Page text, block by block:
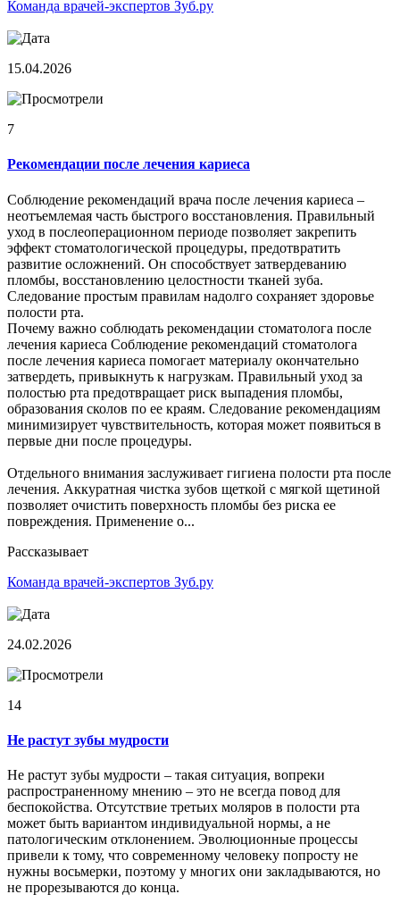
Команда врачей-экспертов Зуб.ру
15.04.2026
7
Рекомендации после лечения кариеса
Соблюдение рекомендаций врача после лечения кариеса –
неотъемлемая часть быстрого восстановления. Правильный
уход в послеоперационном периоде позволяет закрепить
эффект стоматологической процедуры, предотвратить
развитие осложнений. Он способствует затвердеванию
пломбы, восстановлению целостности тканей зуба.
Следование простым правилам надолго сохраняет здоровье
полости рта.
Почему важно соблюдать рекомендации стоматолога после
лечения кариеса Соблюдение рекомендаций стоматолога
после лечения кариеса помогает материалу окончательно
затвердеть, привыкнуть к нагрузкам. Правильный уход за
полостью рта предотвращает риск выпадения пломбы,
образования сколов по ее краям. Следование рекомендациям
минимизирует чувствительность, которая может появиться в
первые дни после процедуры.
Отдельного внимания заслуживает гигиена полости рта после
лечения. Аккуратная чистка зубов щеткой с мягкой щетиной
позволяет очистить поверхность пломбы без риска ее
повреждения. Применение о...
Рассказывает
Команда врачей-экспертов Зуб.ру
24.02.2026
14
Не растут зубы мудрости
Не растут зубы мудрости – такая ситуация, вопреки
распространенному мнению – это не всегда повод для
беспокойства. Отсутствие третьих моляров в полости рта
может быть вариантом индивидуальной нормы, а не
патологическим отклонением. Эволюционные процессы
привели к тому, что современному человеку попросту не
нужны восьмерки, поэтому у многих они закладываются, но
не прорезываются до конца.